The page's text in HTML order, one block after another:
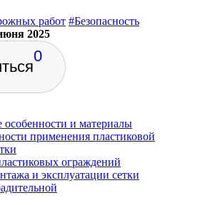
работ #Безопасность
2025
0
особенности и материалы
применения пластиковой
ограждений
и эксплуатации сетки